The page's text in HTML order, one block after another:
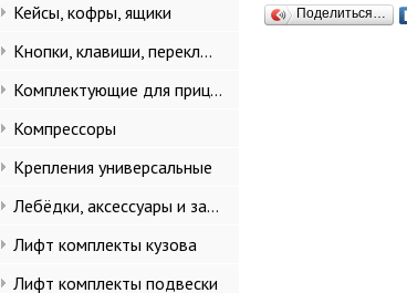
Кейсы, кофры, ящики
Кнопки, клавиши, переключатели
Комплектующие для прицепов
Компрессоры
Крепления универсальные
Лебёдки, аксессуары и запчасти
Лифт комплекты кузова
Лифт комплекты подвески
Поделиться…